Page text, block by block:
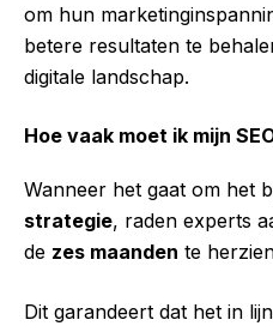
om hun
betere resultaten te
digitale landschap.
Hoe vaak moet ik mijn
Wanneer het gaat om het
strategie, raden experts
de zes maanden te
Dit garandeert dat het in